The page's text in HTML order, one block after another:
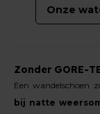
Onze
Zonder GORE-
Een wandelschoen
bij natte